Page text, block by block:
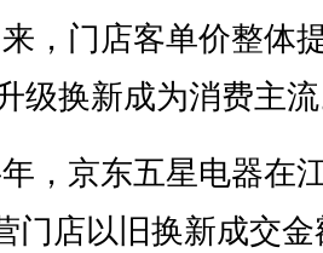
，门店客单价整体
级换新成为消费主
京东五星电器在
门店以旧换新成交金